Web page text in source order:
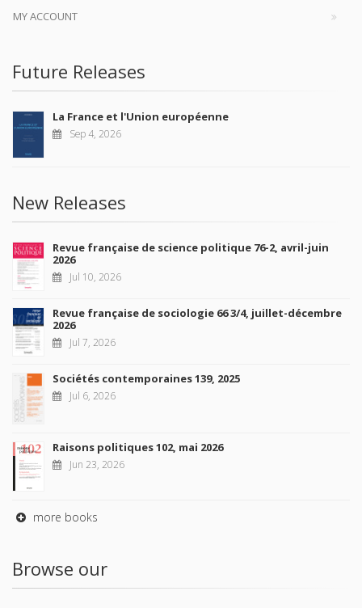
MY ACCOUNT
Future Releases
La France et l'Union européenne
Sep 4, 2026
New Releases
Revue française de science politique 76-2, avril-juin
2026
Jul 10, 2026
Revue française de sociologie 66 3/4, juillet-décembre
2026
Jul 7, 2026
Sociétés contemporaines 139, 2025
Jul 6, 2026
Raisons politiques 102, mai 2026
Jun 23, 2026
more books
Browse our